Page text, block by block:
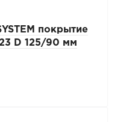
покрытие
23 D 125/90 мм